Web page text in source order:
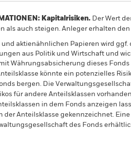
Kapitalrisiken. Der Wert
als auch steigen. Anleger erhalten
und aktienähnlichen Papieren wird
aus Politik und Wirtschaft und
Währungsabsicherung dieses
könnte ein potenzielles
bergen. Die
für andere Anteilsklassen
in dem Fonds anzeigen
der Anteilsklasse gekennzeichnet.
des Fonds